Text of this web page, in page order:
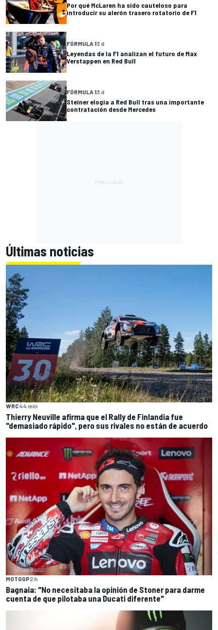
Por qué McLaren ha sido cauteloso para
introducir su alerón trasero rotatorio de F1
FÓRMULA 13 d
Leyendas de la F1 analizan el futuro de Max
Verstappen en Red Bull
FÓRMULA 13 d
Steiner elogia a Red Bull tras una importante
contratación desde Mercedes
Últimas noticias
WRC44 min
Thierry Neuville afirma que el Rally de Finlandia fue
"demasiado rápido", pero sus rivales no están de acuerdo
MOTOGP2 h
Bagnaia: "No necesitaba la opinión de Stoner para darme
cuenta de que pilotaba una Ducati diferente"